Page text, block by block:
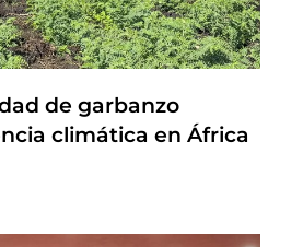
de garbanzo
climática en África